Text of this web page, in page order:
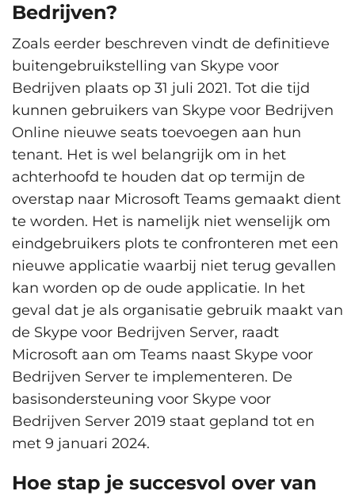
Bedrijven?
Zoals eerder beschreven vindt de definitieve
buitengebruikstelling van Skype voor
Bedrijven plaats op 31 juli 2021. Tot die tijd
kunnen gebruikers van Skype voor Bedrijven
Online nieuwe seats toevoegen aan hun
tenant. Het is wel belangrijk om in het
achterhoofd te houden dat op termijn de
overstap naar Microsoft Teams gemaakt dient
te worden. Het is namelijk niet wenselijk om
eindgebruikers plots te confronteren met een
nieuwe applicatie waarbij niet terug gevallen
kan worden op de oude applicatie. In het
geval dat je als organisatie gebruik maakt van
de Skype voor Bedrijven Server, raadt
Microsoft aan om Teams naast Skype voor
Bedrijven Server te implementeren. De
basisondersteuning voor Skype voor
Bedrijven Server 2019 staat gepland tot en
met 9 januari 2024.
Hoe stap je succesvol over van